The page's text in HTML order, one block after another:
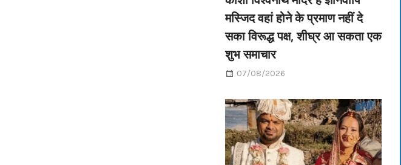
मस्जिद वहां होने के प्रमाण नहीं दे
सका विरूद्ध पक्ष, शीघ्र आ सकता एक
शुभ समाचार
07/08/2026